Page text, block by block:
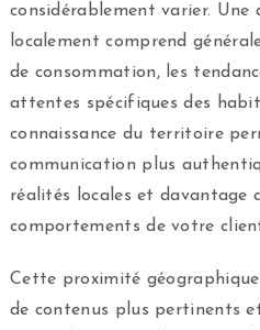
considérablement varier. Une
localement comprend
de consommation, les
attentes spécifiques des
connaissance du territoire
communication plus
réalités locales et davantage
comportements de votre
Cette proximité
de contenus plus pertinents